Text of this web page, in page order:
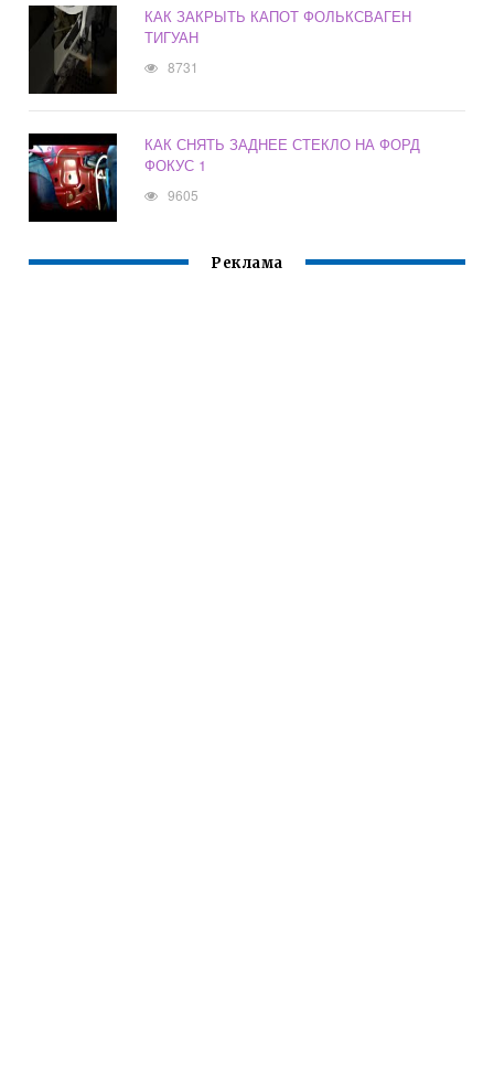
КАК ЗАКРЫТЬ КАПОТ ФОЛЬКСВАГЕН
ТИГУАН
8731
КАК СНЯТЬ ЗАДНЕЕ СТЕКЛО НА ФОРД
ФОКУС 1
9605
Реклама